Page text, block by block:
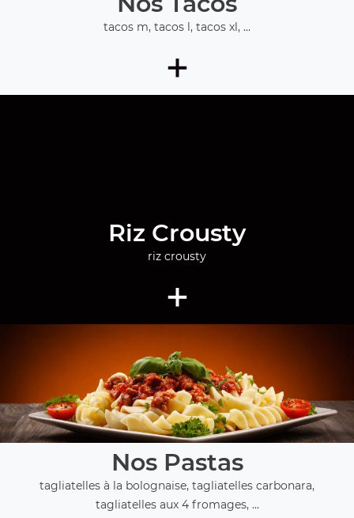
tacos m, tacos l, tacos xl, ...
+
Riz Crousty
riz crousty
+
Nos Pastas
tagliatelles à la bolognaise, tagliatelles carbonara,
tagliatelles aux 4 fromages, ...